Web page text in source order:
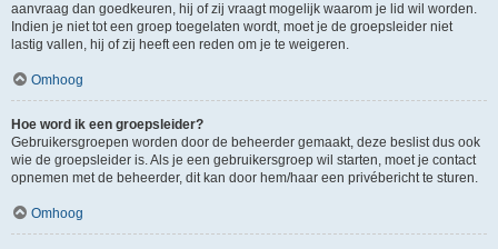
aanvraag dan goedkeuren, hij of zij vraagt mogelijk waarom je lid wil worden.
Indien je niet tot een groep toegelaten wordt, moet je de groepsleider niet
lastig vallen, hij of zij heeft een reden om je te weigeren.
Omhoog
Hoe word ik een groepsleider?
Gebruikersgroepen worden door de beheerder gemaakt, deze beslist dus ook
wie de groepsleider is. Als je een gebruikersgroep wil starten, moet je contact
opnemen met de beheerder, dit kan door hem/haar een privébericht te sturen.
Omhoog